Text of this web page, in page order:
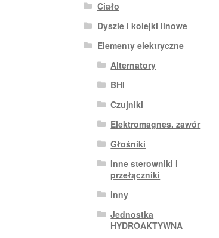
Ciało
Dyszle i kolejki linowe
Elementy elektryczne
Alternatory
BHI
Czujniki
Elektromagnes. zawór
Głośniki
Inne sterowniki i
przełączniki
inny
Jednostka
HYDROAKTYWNA